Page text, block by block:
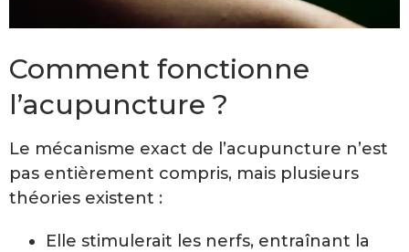
Comment fonctionne
l’acupuncture ?
Le mécanisme exact de l’acupuncture n’est
pas entièrement compris, mais plusieurs
théories existent :
Elle stimulerait les nerfs, entraînant la